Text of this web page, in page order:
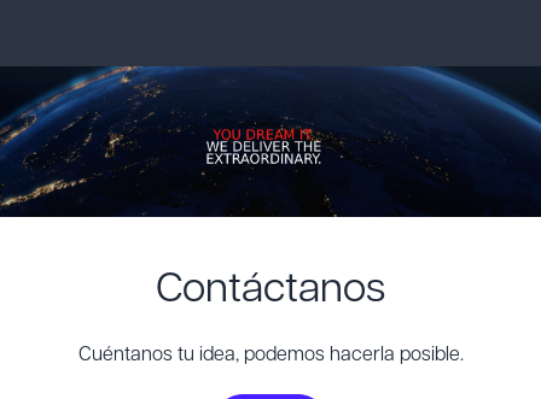
Contáctanos
Cuéntanos tu idea, podemos hacerla posible.